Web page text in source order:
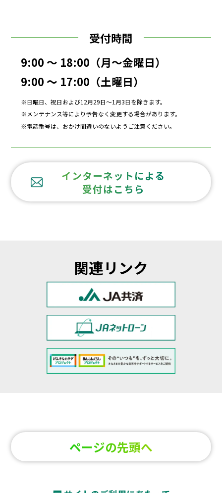
受付時間
9:00 ～ 18:00（月～金曜日）
9:00 ～ 17:00（土曜日）
日曜日、祝日および12月29日～1月3日を除きます。
メンテナンス等により予告なく変更する場合があります。
電話番号は、おかけ間違いのないようご注意ください。
インターネットによる
受付はこちら
関連リンク
ページの先頭へ